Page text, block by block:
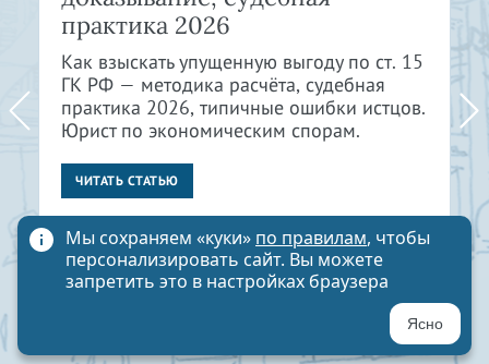
практика 2026
Как взыскать упущенную выгоду по ст. 15
ГК РФ — методика расчёта, судебная
практика 2026, типичные ошибки истцов.
Юрист по экономическим спорам.
ЧИТАТЬ СТАТЬЮ
Мы сохраняем «куки» по правилам, чтобы
персонализировать сайт. Вы можете
запретить это в настройках браузера
Ясно